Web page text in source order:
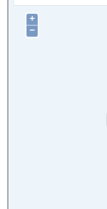
+
−